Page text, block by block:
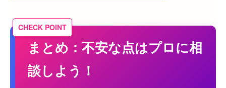
まとめ：不安な点はプロに相
談しよう！